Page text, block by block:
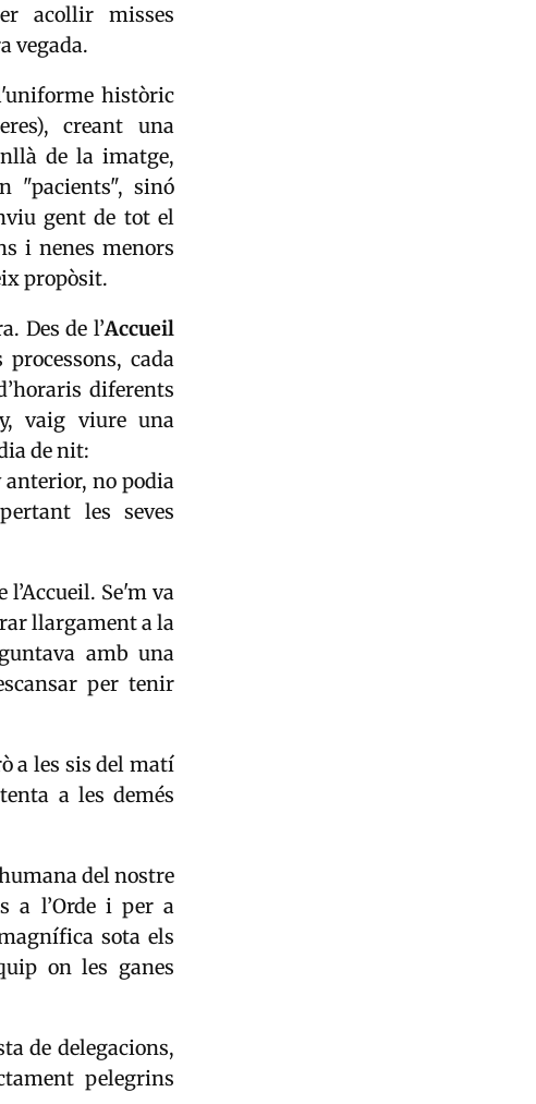
acollir misses
vegada.
històric
creant una
de la imatge,
"pacients", sinó
gent de tot el
i nenes menors
propòsit.
Des de l’Accueil
cada
diferents
vaig viure una
de nit:
anterior, no podia
les seves
Se'm va
llargament a la
amb una
per tenir
a les sis del matí
a les demés
del nostre
a l’Orde i per a
sota els
on les ganes
de delegacions,
pelegrins